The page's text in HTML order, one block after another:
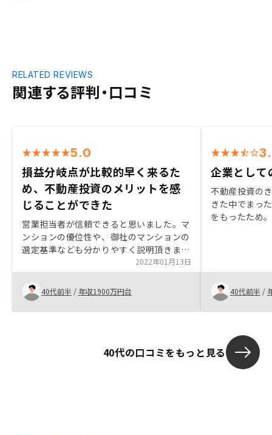
関連する評判・口コミ
RELATED REVIEWS
5.0
損益分岐点が比較的早く来るた
め、不動産投資のメリットを感
じることができた
営業担当者が信頼できると思いました。マ
ンションの優位性や、御社のマンションの
選定基準なども分かりやすく説明頂きまし
た。また、損益分岐点が比較的早く来るた
め、不動産投資のメリットを感じることが
できました。
2022年01月13日
40代前半 / 年収1900万円台
企業として
不動産投資の
きた中でまっ
をもったため
た。あのタイ
40代前半 /
40代の口コミをもっと見る